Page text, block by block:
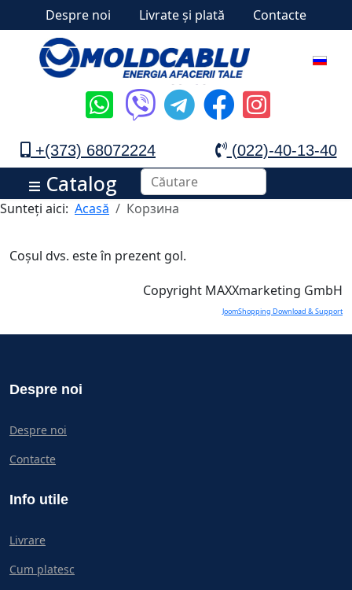
Despre noi Livrate și plată Contacte
+(373) 68072224 (022)-40-13-40
Catalog
Sunteți aici: Acasă Корзина
Coșul dvs. este în prezent gol.
Copyright MAXXmarketing GmbH
JoomShopping Download & Support
Despre noi
Despre noi
Contacte
Info utile
Livrare
Cum platesc